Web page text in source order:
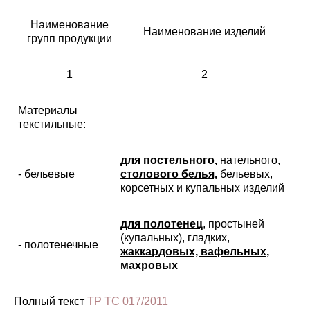
Наименование
групп продукции
Наименование изделий
1 2
Материалы
текстильные:
- бельевые
для постельного, нательного,
столового белья, бельевых,
корсетных и купальных изделий
- полотенечные
для полотенец, простыней
(купальных), гладких,
жаккардовых, вафельных,
махровых
Полный текст ТР ТС 017/2011